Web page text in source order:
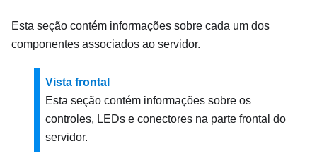
Esta seção contém informações sobre cada um dos
componentes associados ao servidor.
Vista frontal
Esta seção contém informações sobre os
controles, LEDs e conectores na parte frontal do
servidor.